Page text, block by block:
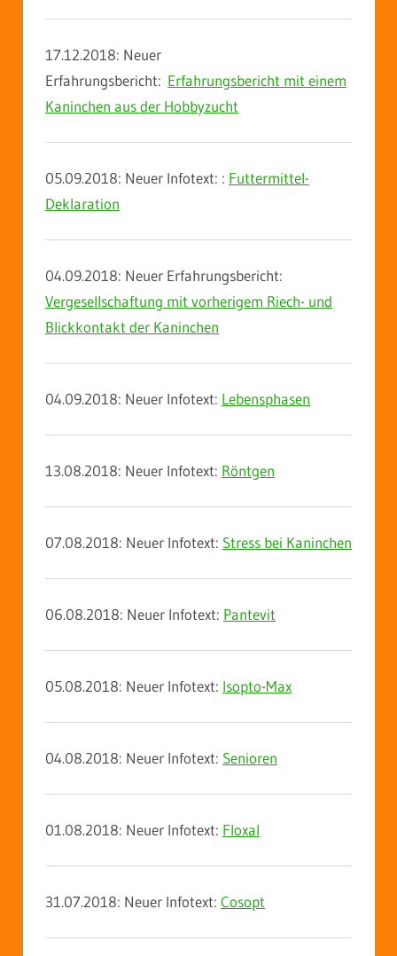
17.12.2018: Neuer
Erfahrungsbericht: Erfahrungsbericht mit einem
Kaninchen aus der Hobbyzucht
05.09.2018: Neuer Infotext: : Futtermittel-
Deklaration
04.09.2018: Neuer Erfahrungsbericht:
Vergesellschaftung mit vorherigem Riech- und
Blickkontakt der Kaninchen
04.09.2018: Neuer Infotext: Lebensphasen
13.08.2018: Neuer Infotext: Röntgen
07.08.2018: Neuer Infotext: Stress bei Kaninchen
06.08.2018: Neuer Infotext: Pantevit
05.08.2018: Neuer Infotext: Isopto-Max
04.08.2018: Neuer Infotext: Senioren
01.08.2018: Neuer Infotext: Floxal
31.07.2018: Neuer Infotext: Cosopt